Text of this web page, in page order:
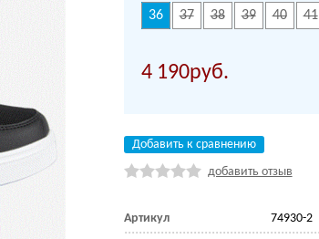
36 37 38 39 40 41
4 190
Добавить к сравнению
добавить отзыв
Артикул 74930-2